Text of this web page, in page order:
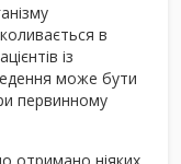
в
із
може бути
первинному